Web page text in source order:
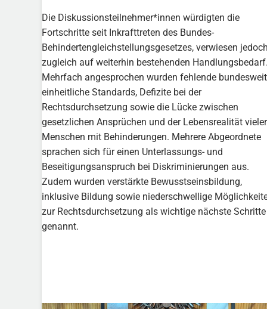
Die Diskussionsteilnehmer*innen würdigten die
Fortschritte seit Inkrafttreten des Bundes-
Behindertengleichstellungsgesetzes, verwiesen
zugleich auf weiterhin bestehenden
Mehrfach angesprochen wurden fehlende bundesweit
einheitliche Standards, Defizite bei der
Rechtsdurchsetzung sowie die Lücke zwischen
gesetzlichen Ansprüchen und der Lebensrealität vieler
Menschen mit Behinderungen. Mehrere Abgeordnete
sprachen sich für einen Unterlassungs- und
Beseitigungsanspruch bei Diskriminierungen aus.
Zudem wurden verstärkte Bewusstseinsbildung,
inklusive Bildung sowie niederschwellige
zur Rechtsdurchsetzung als wichtige nächste Schritte
genannt.